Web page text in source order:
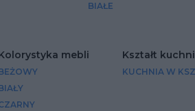
BIAŁE
mebli Kształt kuchni
KUCHNIA W